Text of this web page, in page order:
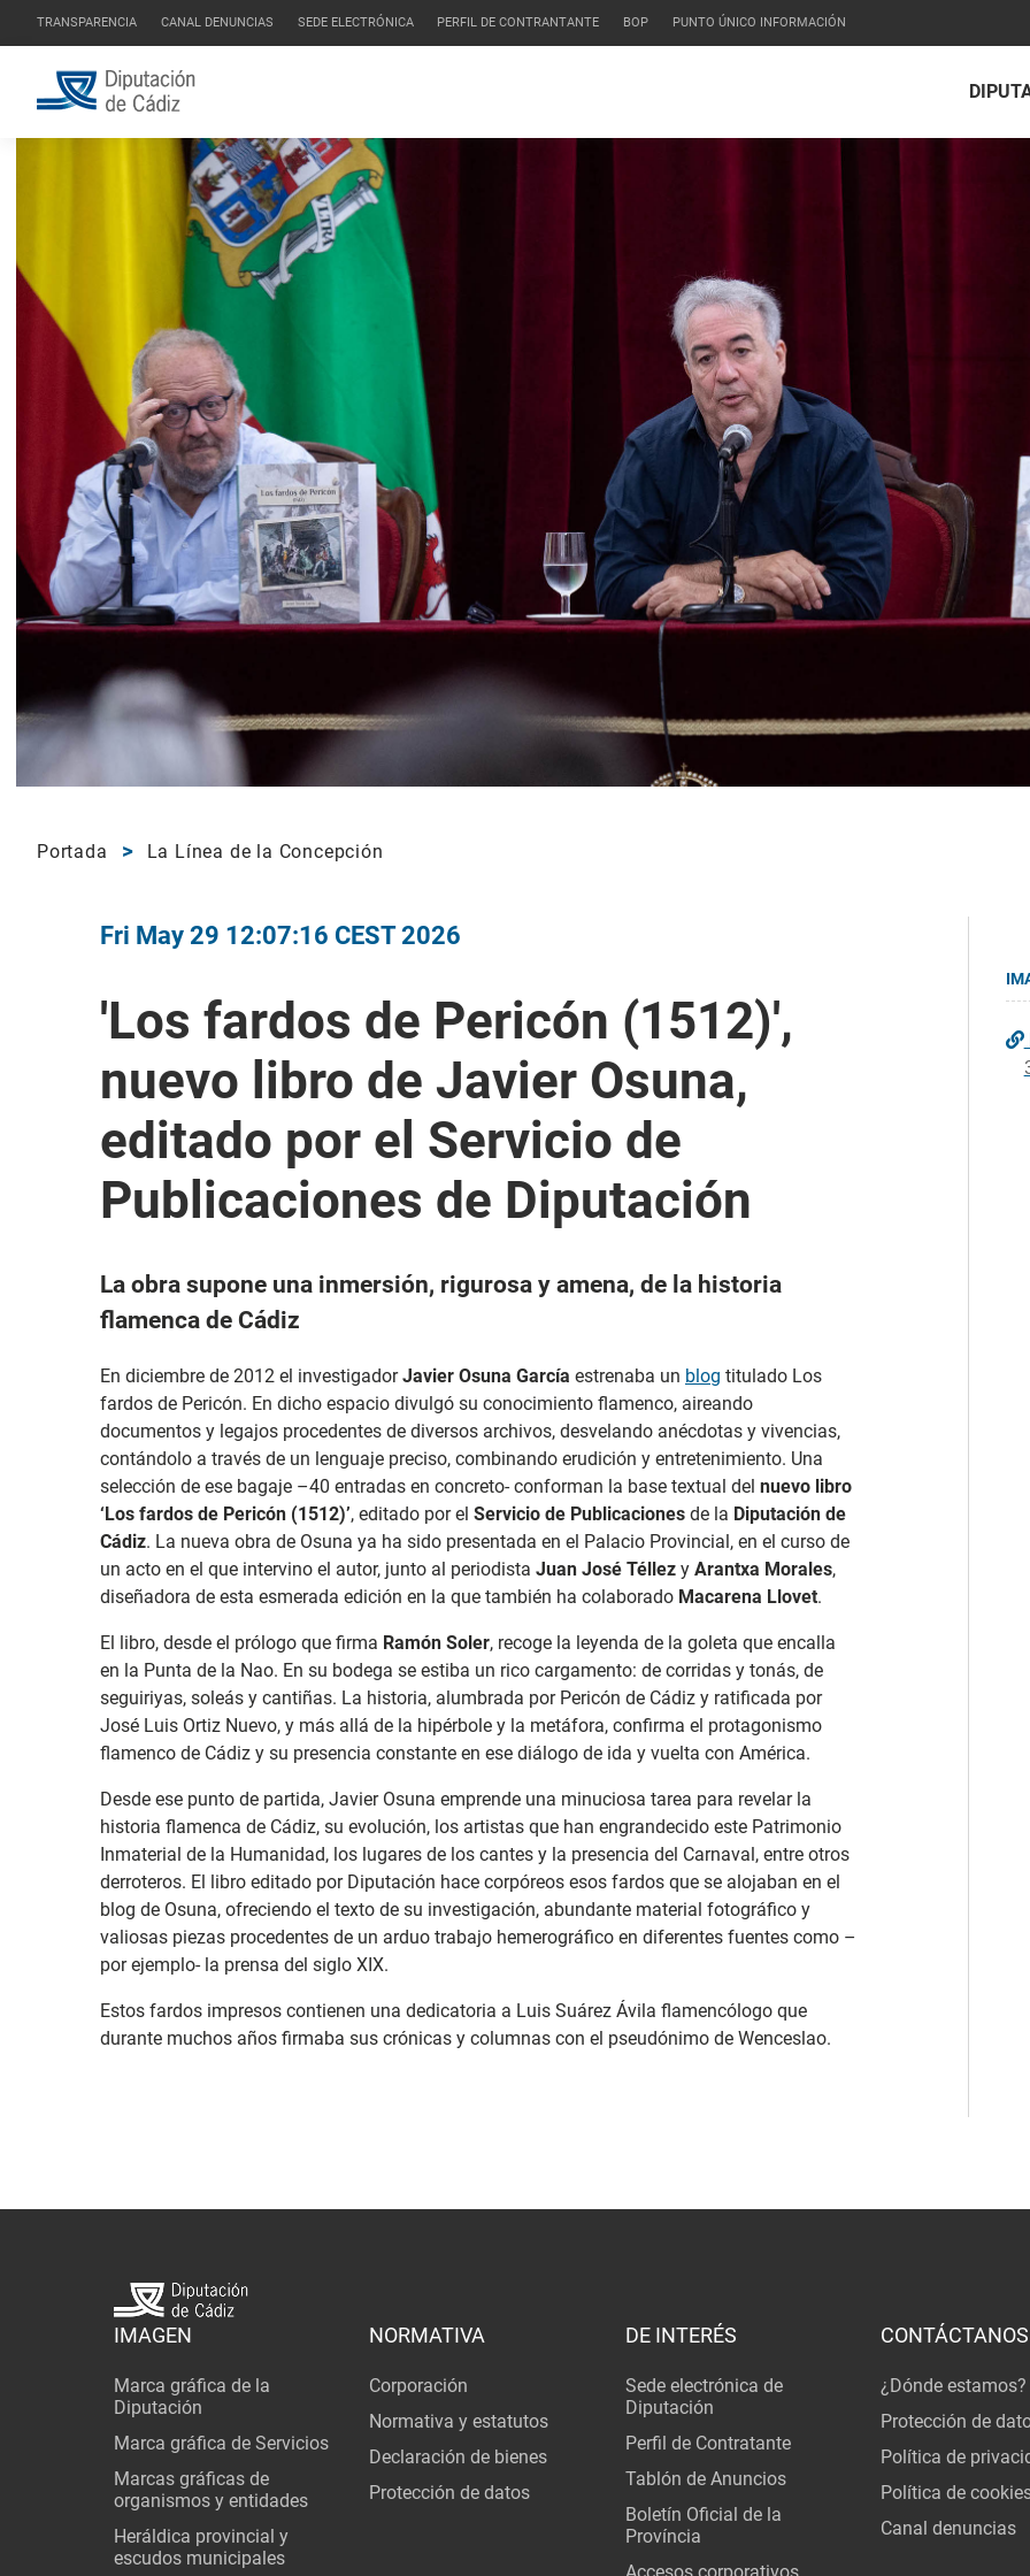
TRANSPARENCIA CANAL DENUNCIAS SEDE ELECTRÓNICA PERFIL DE CONTRANTANTE BOP PUNTO ÚNICO INFORMACIÓN
Portada La Línea de la Concepción
Fri May 29 12:07:16 CEST 2026
'Los fardos de Pericón (1512)',
nuevo libro de Javier Osuna,
editado por el Servicio de
Publicaciones de Diputación
La obra supone una inmersión, rigurosa y amena, de la historia
flamenca de Cádiz
En diciembre de 2012 el investigadorJavier Osuna García estrenaba un blog titulado Los
fardos de Pericón. En dicho espacio divulgó su conocimiento flamenco, aireando
documentos y legajos procedentes de diversos archivos, desvelando anécdotas y vivencias,
contándolo a través de un lenguaje preciso, combinando erudición y entretenimiento. Una
selección de ese bagaje –40 entradas en concreto- conforman la base textual del nuevo libro
‘Los fardos de Pericón (1512)’, editado por el Servicio de Publicaciones de la Diputación de
Cádiz. La nueva obra de Osuna ya ha sido presentada en el Palacio Provincial, en el curso de
un acto en el que intervino el autor, junto al periodista Juan José Téllez y Arantxa Morales,
diseñadora de esta esmerada edición en la que también ha colaborado Macarena Llovet.
El libro, desde el prólogo que firma Ramón Soler, recoge la leyenda de la goleta que encalla
en la Punta de la Nao. En su bodega se estiba un rico cargamento: de corridas y tonás, de
seguiriyas, soleás y cantiñas. La historia, alumbrada por Pericón de Cádiz y ratificada por
José Luis Ortiz Nuevo, y más allá de la hipérbole y la metáfora, confirma el protagonismo
flamenco de Cádiz y su presencia constante en ese diálogo de ida y vuelta con América.
Desde ese punto de partida, Javier Osuna emprende una minuciosa tarea para revelar la
historia flamenca de Cádiz, su evolución, los artistas que han engrandecido este Patrimonio
Inmaterial de la Humanidad, los lugares de los cantes y la presencia del Carnaval, entre otros
derroteros. El libro editado por Diputación hace corpóreos esos fardos que se alojaban en el
blog de Osuna, ofreciendo el texto de su investigación, abundante material fotográfico y
valiosas piezas procedentes de un arduo trabajo hemerográfico en diferentes fuentes como –
por ejemplo- la prensa del siglo XIX.
Estos fardos impresos contienen una dedicatoria a Luis Suárez Ávila flamencólogo que
durante muchos años firmaba sus crónicas y columnas con el pseudónimo de Wenceslao.
IMAGEN
Marca gráfica de la
Diputación
Marca gráfica de Servicios
Marcas gráficas de
organismos y entidades
Heráldica provincial y
escudos municipales
NORMATIVA
Corporación
Normativa y estatutos
Declaración de bienes
Protección de datos
DE INTERÉS
Sede electrónica de
Diputación
Perfil de Contratante
Tablón de Anuncios
Boletín Oficial de la
Província
Accesos corporativos
CONTÁCTANOS
¿Dónde estamos?
Protección de
Política de
Política de
Canal denuncias